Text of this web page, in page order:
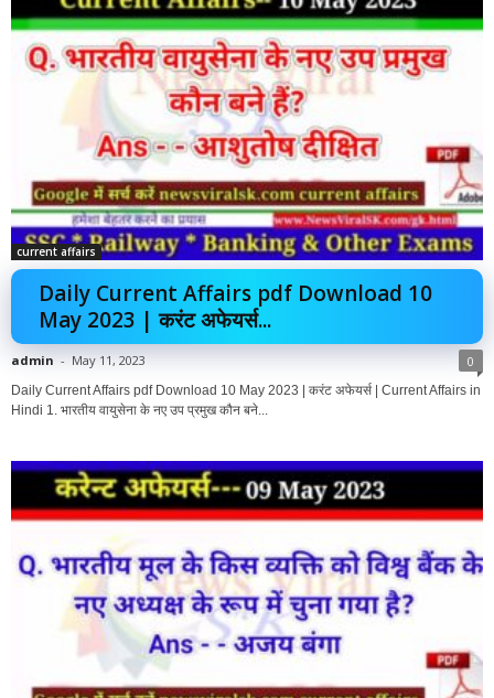
current affairs
Daily Current Affairs pdf Download 10
May 2023 | करंट अफेयर्स...
admin - May 11, 2023 0
Daily Current Affairs pdf Download 10 May 2023 | करंट अफेयर्स | Current Affairs in
Hindi 1. भारतीय वायुसेना के नए उप प्रमुख कौन बने...